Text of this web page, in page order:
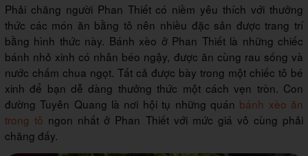
Phải chăng người Phan Thiết có niềm yêu thích với thưởng
thức các món ăn bằng tô nên nhiều đặc sản được trang trí
bằng hình thức này. Bánh xèo ở Phan Thiết là những chiếc
bánh nhỏ xinh có nhân béo ngậy, được ăn cùng rau sống và
nước chấm chua ngọt. Tất cả được bày trong một chiếc tô bé
xinh để bạn dễ dàng thưởng thức một cách vẹn tròn. Con
đường Tuyên Quang là nơi hội tụ những quán bánh xèo ăn
trong tô ngon nhất ở Phan Thiết với mức giá vô cùng phải
chăng đấy.